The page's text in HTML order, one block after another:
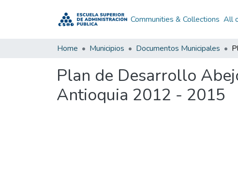
Communities & Collections All
Home Municipios Documentos Municipales
Plan de Desarrollo
Antioquia 2012 - 2015